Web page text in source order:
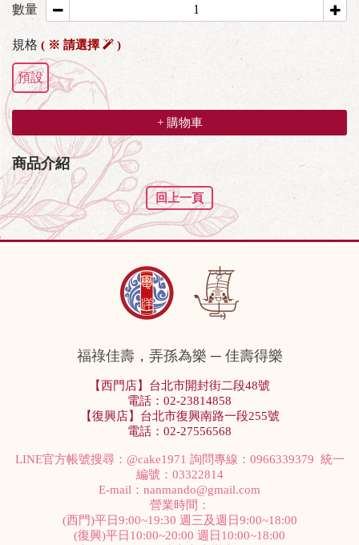
數量
規格 ( ※ 請選擇 )
預設
+ 購物車
商品介紹
回上一頁
福祿佳壽，弄孫為樂 ─ 佳壽得樂
【西門店】台北市開封街二段48號
電話：02-23814858
【復興店】台北市復興南路一段255號
電話：02-27556568
LINE官方帳號搜尋： @cake1971 詢問專線：0966339379 統一
編號：03322814
E-mail： nanmando@gmail.com
營業時間：
(西門)平日9:00~19:30 週三及週日9:00~18:00
(復興)平日10:00~20:00 週日10:00~18:00